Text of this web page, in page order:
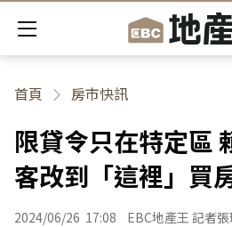
首頁 房市快訊
限貸令只在特定區
客改到「這裡」買
2024/06/26 17:08 EBC地產王 記者